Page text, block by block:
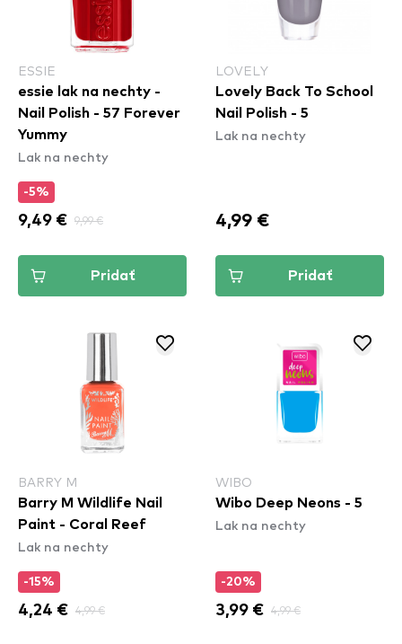
ESSIE
essie lak na nechty -
Nail Polish - 57 Forever
Yummy
Lak na nechty
-5%
9,49 € 9,99 €
Pridať
LOVELY
Lovely Back To School
Nail Polish - 5
Lak na nechty
4,99 €
Pridať
BARRY M
Barry M Wildlife Nail
Paint - Coral Reef
Lak na nechty
-15%
4,24 € 4,99 €
WIBO
Wibo Deep Neons - 5
Lak na nechty
-20%
3,99 € 4,99 €